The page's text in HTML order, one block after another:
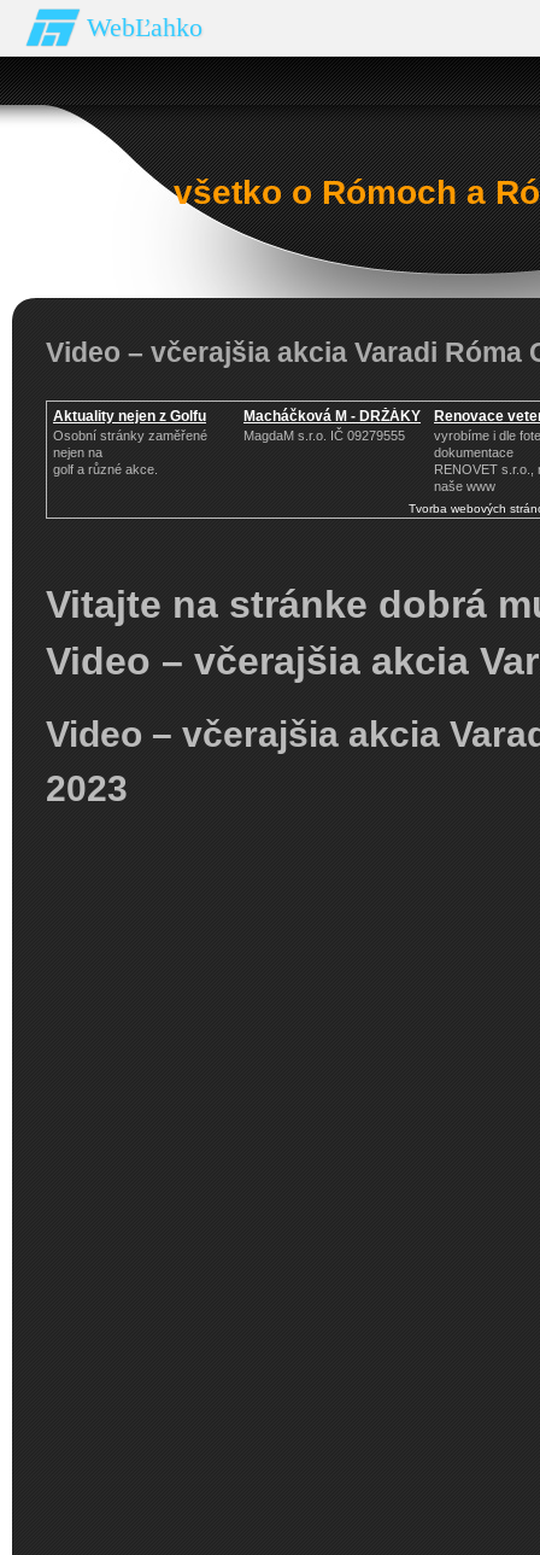
WebĽahko
všetko o Rómoch a
Video – včerajšia akcia Varadi Róma
Aktuality nejen z Golfu
Osobní stránky zaměřené
nejen na
golf a různé akce.
Macháčková M - DRŽÁKY
MagdaM s.r.o. IČ 09279555
Renovace
vyrobíme i dle
dokumentace
RENOVET s.r.o.,
naše www
Tvorba webových
Vitajte na stránke dobrá
Video – včerajšia akcia
Video – včerajšia akcia
2023